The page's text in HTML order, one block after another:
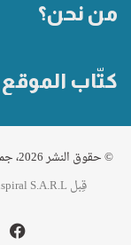
من نحن؟
كتّاب الموقع
© حقوق النشر 2026، جميع الحقوق محفوظة مناطق .نت |
قِبل Inspiral S.A.R.L